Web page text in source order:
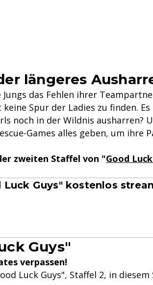
längeres
das Fehlen ihrer
Spur der Ladies zu finden.
noch in der Wildnis ausharren?
Games alles geben, um ihre
zweiten Staffel von "Good
Guys" kostenlos
Guys"
verpassen!
Luck Guys", Staffel 2, in diesem